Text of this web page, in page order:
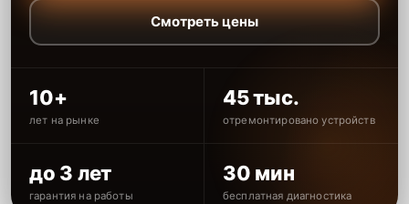
Смотреть цены
10+
лет на рынке
45 тыс.
отремонтировано устройств
до 3 лет
гарантия на работы
30 мин
бесплатная диагностика